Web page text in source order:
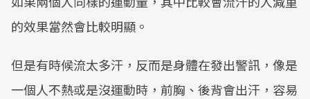
的效果當然會比較明顯。
但是有時候流太多汗，反而是身體在發出警訊，像是
一個人不熱或是沒運動時，前胸、後背會出汗，容易